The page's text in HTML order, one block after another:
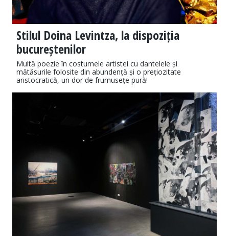
Stilul Doina Levintza, la dispoziția
bucureștenilor
Multă poezie în costumele artistei cu dantelele și
mătăsurile folosite din abundență și o prețiozitate
aristocratică, un dor de frumusețe pură!